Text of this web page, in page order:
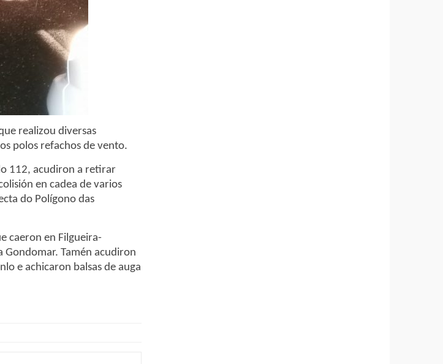
realizou diversas
polos refachos de vento.
112, acudiron a retirar
en cadea de varios
do Polígono das
caeron en Filgueira-
Gondomar. Tamén acudiron
e achicaron balsas de auga